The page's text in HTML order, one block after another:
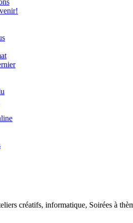
créatifs, informatique, Soirées à